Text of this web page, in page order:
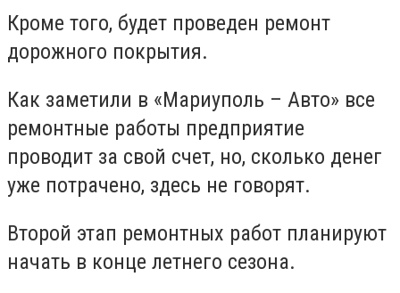
Кроме того, будет проведен ремонт
дорожного покрытия.
Как заметили в «Мариуполь – Авто» все
ремонтные работы предприятие
проводит за свой счет, но, сколько денег
уже потрачено, здесь не говорят.
Второй этап ремонтных работ планируют
начать в конце летнего сезона.